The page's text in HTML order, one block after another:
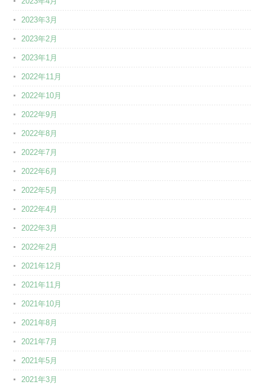
2023年3月
2023年2月
2023年1月
2022年11月
2022年10月
2022年9月
2022年8月
2022年7月
2022年6月
2022年5月
2022年4月
2022年3月
2022年2月
2021年12月
2021年11月
2021年10月
2021年8月
2021年7月
2021年5月
2021年3月